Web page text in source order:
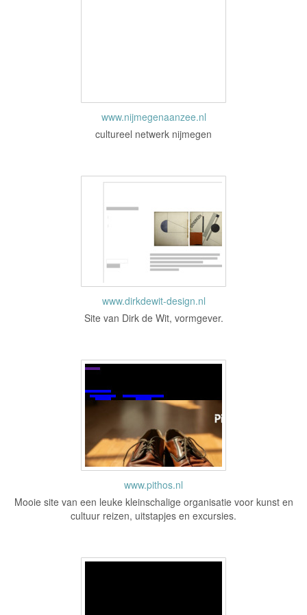
www.nijmegenaanzee.nl
cultureel netwerk nijmegen
www.dirkdewit-design.nl
Site van Dirk de Wit, vormgever.
www.pithos.nl
Mooie site van een leuke kleinschalige organisatie voor kunst en
cultuur reizen, uitstapjes en excursies.